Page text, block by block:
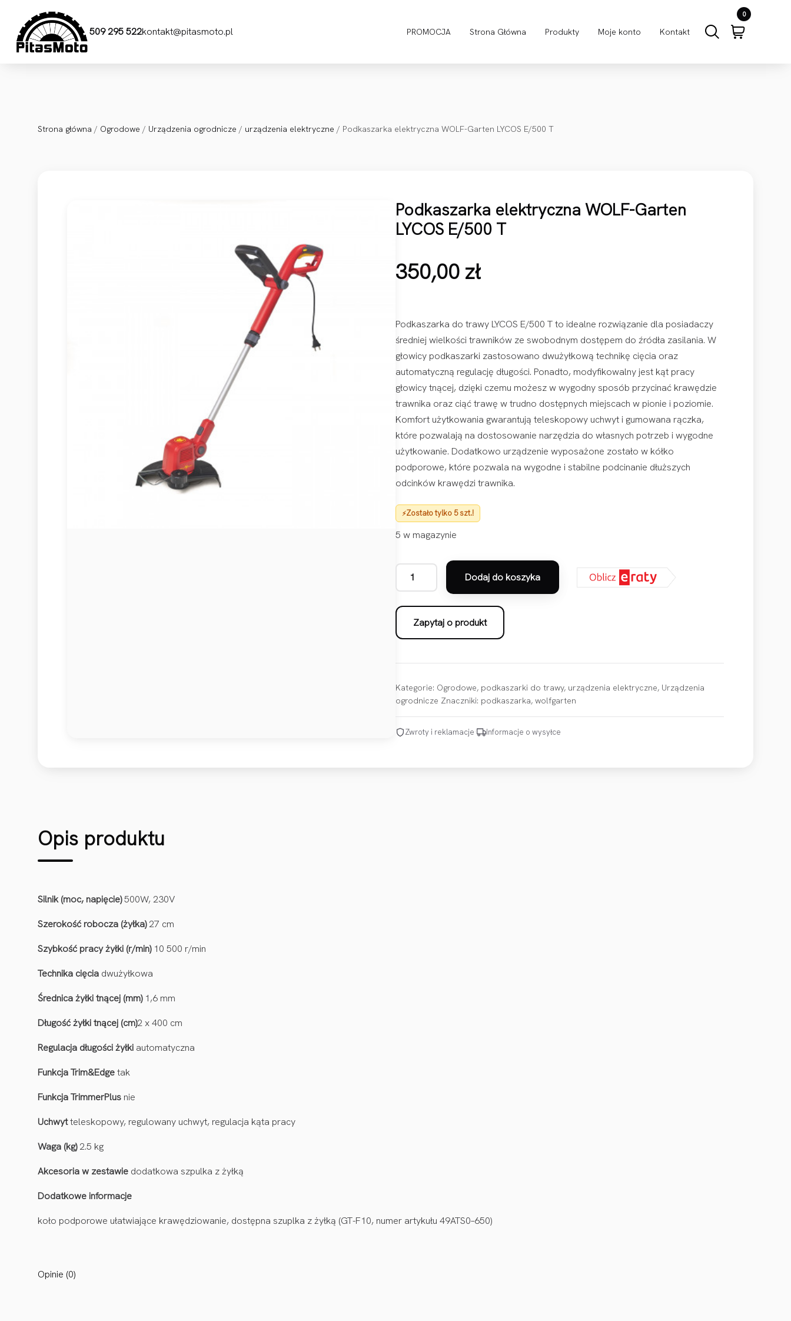
509 295 522kontakt@pitasmoto.pl PROMOCJA Strona Główna Produkty Moje konto Kontakt
0
Strona główna / Ogrodowe / Urządzenia ogrodnicze / urządzenia elektryczne / Podkaszarka elektryczna WOLF-Garten LYCOS E/500 T
Podkaszarka elektryczna WOLF-Garten
LYCOS E/500 T
350,00 zł
Podkaszarka do trawy LYCOS E/500 T to idealne rozwiązanie dla posiadaczy
średniej wielkości trawników ze swobodnym dostępem do źródła zasilania. W
głowicy podkaszarki zastosowano dwużyłkową technikę cięcia oraz
automatyczną regulację długości. Ponadto, modyfikowalny jest kąt pracy
głowicy tnącej, dzięki czemu możesz w wygodny sposób przycinać krawędzie
trawnika oraz ciąć trawę w trudno dostępnych miejscach w pionie i poziomie.
Komfort użytkowania gwarantują teleskopowy uchwyt i gumowana rączka,
które pozwalają na dostosowanie narzędzia do własnych potrzeb i wygodne
użytkowanie. Dodatkowo urządzenie wyposażone zostało w kółko
podporowe, które pozwala na wygodne i stabilne podcinanie dłuższych
odcinków krawędzi trawnika.
Zostało tylko 5 szt.!
5 w magazynie
ilość Podkaszarka elektryczna WOLF-Garten LYCOS E/500 T
Dodaj do koszyka
Zapytaj o produkt
Kategorie: Ogrodowe, podkaszarki do trawy, urządzenia elektryczne, Urządzenia
ogrodnicze Znaczniki: podkaszarka, wolfgarten
Zwroty i reklamacje· Informacje o wysyłce
Opis produktu
Silnik (moc, napięcie)500W, 230V
Szerokość robocza (żyłka)27 cm
Szybkość pracy żyłki (r/min)10 500 r/min
Technika cięcia dwużyłkowa
Średnica żyłki tnącej (mm)1,6 mm
Długość żyłki tnącej (cm)2 x 400 cm
Regulacja długości żyłki automatyczna
Funkcja Trim&Edgetak
Funkcja TrimmerPlus nie
Uchwytteleskopowy, regulowany uchwyt, regulacja kąta pracy
Waga (kg)2.5 kg
Akcesoria w zestawie dodatkowa szpulka z żyłką
Dodatkowe informacje
koło podporowe ułatwiające krawędziowanie, dostępna szuplka z żyłką (GT-F10, numer artykułu 49ATS0–650)
Opinie (0)